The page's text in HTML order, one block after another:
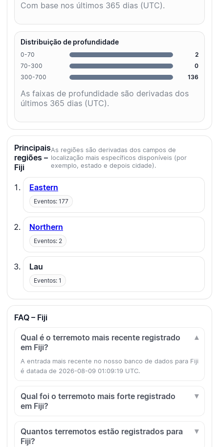
Com base nos últimos 365 dias (UTC).
Distribuição de profundidade
0-70
2
70-300
0
300-700
136
As faixas de profundidade são derivadas dos
últimos 365 dias (UTC).
Principais
regiões –
Fiji
As regiões são derivadas dos campos de
localização mais específicos disponíveis (por
exemplo, estado e depois cidade).
Eastern
Eventos: 177
Northern
Eventos: 2
Lau
Eventos: 1
FAQ – Fiji
Qual é o terremoto mais recente registrado
em Fiji?
A entrada mais recente no nosso banco de dados para Fiji
é datada de 2026-08-09 01:09:19 UTC.
Qual foi o terremoto mais forte registrado
em Fiji?
Quantos terremotos estão registrados para
Fiji?